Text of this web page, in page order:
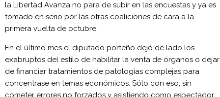
la Libertad Avanza no para de subir en las encuestas y ya es
tomado en serio por las otras coaliciones de cara a la
primera vuelta de octubre.
En el último mes el diputado porteño dejó de lado los
exabruptos del estilo de habilitar la venta de órganos o dejar
de financiar tratamientos de patologías complejas para
concentrase en temas económicos. Sólo con eso, sin